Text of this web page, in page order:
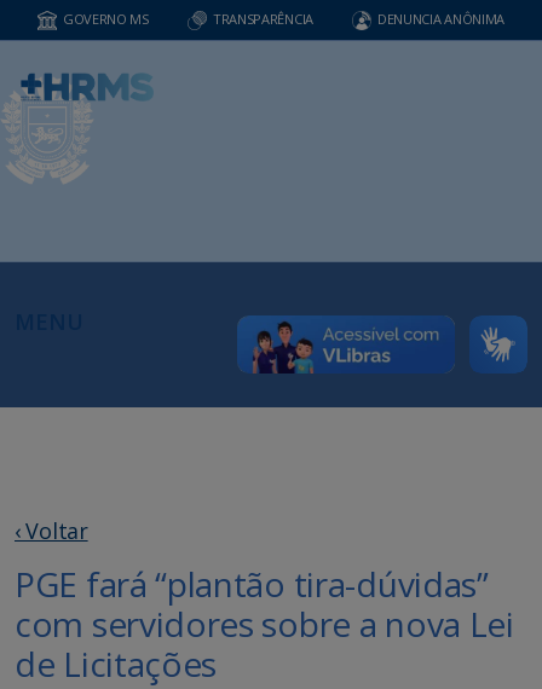
GOVERNO MS TRANSPARÊNCIA DENUNCIA ANÔNIMA
‹ Voltar
PGE fará “plantão tira-dúvidas”
com servidores sobre a nova Lei
de Licitações